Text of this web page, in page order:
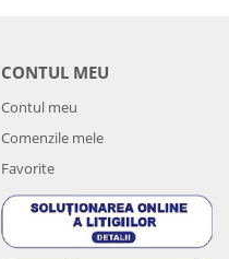
CONTUL MEU
Contul meu
Comenzile mele
Favorite